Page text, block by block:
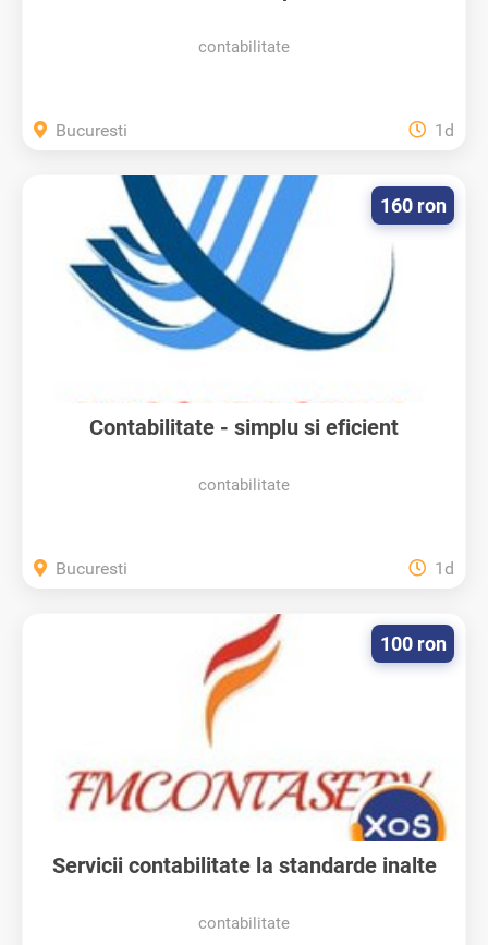
contabilitate
Bucuresti 1d
Contabilitate - simplu si eficient
contabilitate
160 ron
Bucuresti 1d
Servicii contabilitate la standarde inalte
contabilitate
100 ron